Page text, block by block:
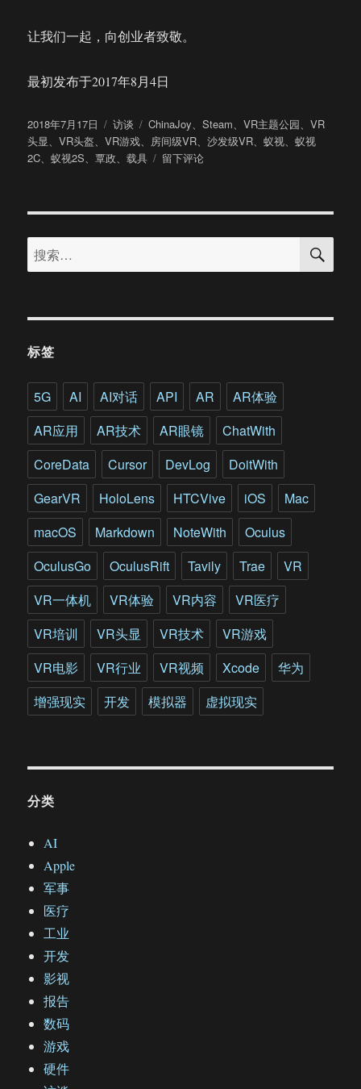
让我们一起，向创业者致敬。
最初发布于2017年8月4日
发
布
于
2018年7月17日
分
类
访谈
标
签
ChinaJoy、Steam、VR主题公园、VR
头显、VR头盔、VR游戏、 房间级VR、沙发级VR、蚁视、蚁视
2C、蚁视2S、覃政、载具
于
蚁
CEO
政：
抓
用
差
异
化
与
业
头
竞
争
留下评论
搜
索：
搜
标签
5G AI AI对话 API AR
AR体验
AR应用
AR技术 AR眼镜
ChatWith
CoreData
Cursor DevLog
DoitWith
GearVR
HoloLens HTCVive iOS
Mac
macOS
Markdown NoteWith
Oculus
OculusGo
OculusRift Tavily Trae
VR
VR一体机
VR体验 VR内容
VR医疗
VR培训
VR头显 VR技术
VR游戏
VR电影
VR行业 VR视频 Xcode
华为
增强现实
开发 模拟器 虚拟现实
分类
AI
Apple
军事
医疗
工业
开发
影视
报告
数码
游戏
硬件